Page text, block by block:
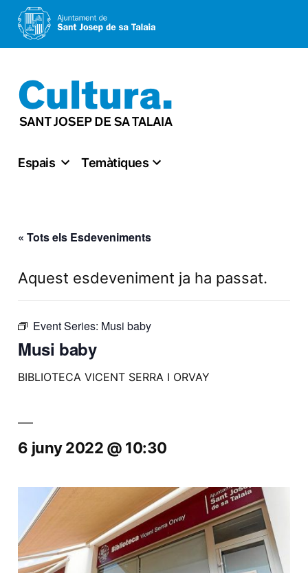
al
contingut
Espais Temàtiques
« Tots els Esdeveniments
Aquest esdeveniment ja ha passat.
Event Series: Musi baby
Musi baby
BIBLIOTECA VICENT SERRA I ORVAY
6 juny 2022 @ 10:30